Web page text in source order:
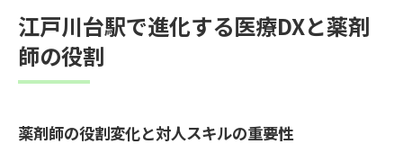
江戸川台駅で進化する医療DXと薬剤
師の役割
薬剤師の役割変化と対人スキルの重要性